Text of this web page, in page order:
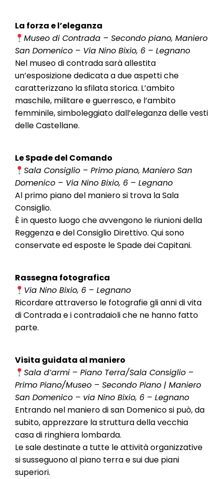
La forza e l’eleganza
Museo di Contrada – Secondo piano, Maniero
San Domenico – Via Nino Bixio, 6 – Legnano
Nel museo di contrada sarà allestita
un’esposizione dedicata a due aspetti che
caratterizzano la sfilata storica. L’ambito
maschile, militare e guerresco, e l’ambito
femminile, simboleggiato dall’eleganza delle vesti
delle Castellane.
Le Spade del Comando
Sala Consiglio – Primo piano, Maniero San
Domenico – Via Nino Bixio, 6 – Legnano
Al primo piano del maniero si trova la Sala
Consiglio.
È in questo luogo che avvengono le riunioni della
Reggenza e del Consiglio Direttivo. Qui sono
conservate ed esposte le Spade dei Capitani.
Rassegna fotografica
Via Nino Bixio, 6 – Legnano
Ricordare attraverso le fotografie gli anni di vita
di Contrada e i contradaioli che ne hanno fatto
parte.
Visita guidata al maniero
Sala d’armi – Piano Terra/Sala Consiglio –
Primo Piano/Museo – Secondo Piano | Maniero
San Domenico – via Nino Bixio, 6 – Legnano
Entrando nel maniero di san Domenico si può, da
subito, apprezzare la struttura della vecchia
casa di ringhiera lombarda.
Le sale destinate a tutte le attività organizzative
si susseguono al piano terra e sui due piani
superiori.